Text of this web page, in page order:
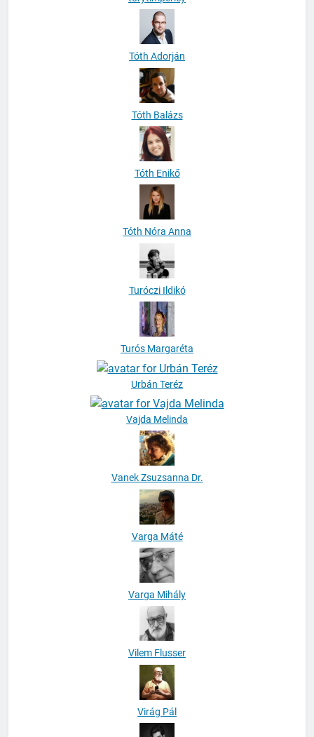
Tóth Adorján
Tóth Balázs
Tóth Enikő
Tóth Nóra Anna
Turóczi Ildikó
Turós Margaréta
Vanek Zsuzsanna Dr.
Varga Máté
Varga Mihály
Vilem Flusser
Virág Pál